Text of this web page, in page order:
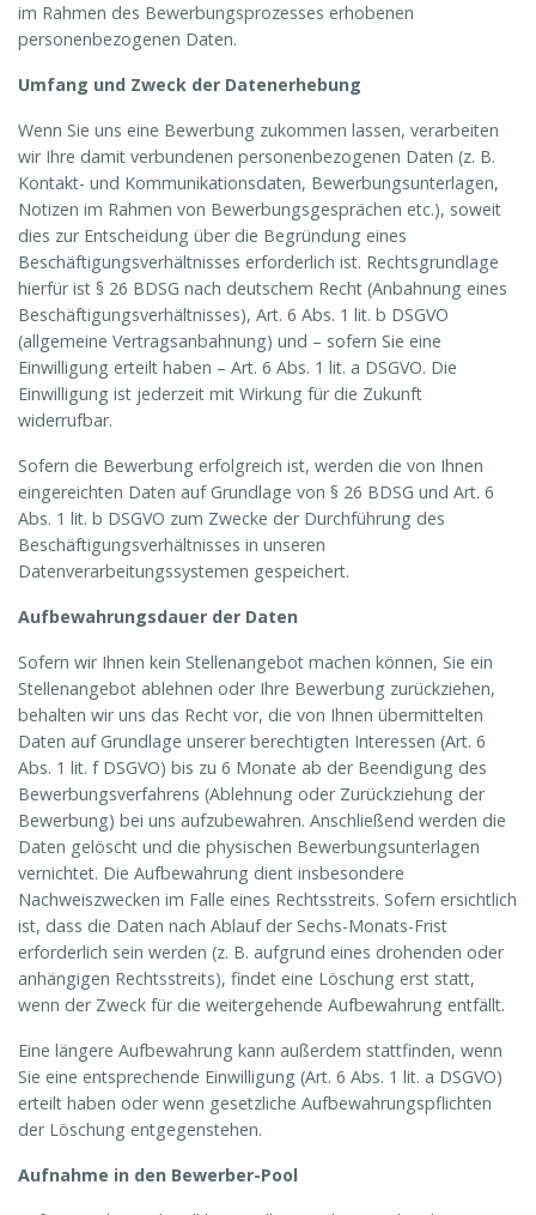
im Rahmen des Bewerbungsprozesses erhobenen
personenbezogenen Daten.
Umfang und Zweck der Datenerhebung
Wenn Sie uns eine Bewerbung zukommen lassen, verarbeiten
wir Ihre damit verbundenen personenbezogenen Daten (z. B.
Kontakt- und Kommunikationsdaten, Bewerbungsunterlagen,
Notizen im Rahmen von Bewerbungsgesprächen etc.), soweit
dies zur Entscheidung über die Begründung eines
Beschäftigungsverhältnisses erforderlich ist. Rechtsgrundlage
hierfür ist § 26 BDSG nach deutschem Recht (Anbahnung eines
Beschäftigungsverhältnisses), Art. 6 Abs. 1 lit. b DSGVO
(allgemeine Vertragsanbahnung) und – sofern Sie eine
Einwilligung erteilt haben – Art. 6 Abs. 1 lit. a DSGVO. Die
Einwilligung ist jederzeit mit Wirkung für die Zukunft
widerrufbar.
Sofern die Bewerbung erfolgreich ist, werden die von Ihnen
eingereichten Daten auf Grundlage von § 26 BDSG und Art. 6
Abs. 1 lit. b DSGVO zum Zwecke der Durchführung des
Beschäftigungsverhältnisses in unseren
Datenverarbeitungssystemen gespeichert.
Aufbewahrungsdauer der Daten
Sofern wir Ihnen kein Stellenangebot machen können, Sie ein
Stellenangebot ablehnen oder Ihre Bewerbung zurückziehen,
behalten wir uns das Recht vor, die von Ihnen übermittelten
Daten auf Grundlage unserer berechtigten Interessen (Art. 6
Abs. 1 lit. f DSGVO) bis zu 6 Monate ab der Beendigung des
Bewerbungsverfahrens (Ablehnung oder Zurückziehung der
Bewerbung) bei uns aufzubewahren. Anschließend werden die
Daten gelöscht und die physischen Bewerbungsunterlagen
vernichtet. Die Aufbewahrung dient insbesondere
Nachweiszwecken im Falle eines Rechtsstreits. Sofern ersichtlich
ist, dass die Daten nach Ablauf der Sechs-Monats-Frist
erforderlich sein werden (z. B. aufgrund eines drohenden oder
anhängigen Rechtsstreits), findet eine Löschung erst statt,
wenn der Zweck für die weitergehende Aufbewahrung entfällt.
Eine längere Aufbewahrung kann außerdem stattfinden, wenn
Sie eine entsprechende Einwilligung (Art. 6 Abs. 1 lit. a DSGVO)
erteilt haben oder wenn gesetzliche Aufbewahrungspflichten
der Löschung entgegenstehen.
Aufnahme in den Bewerber-Pool